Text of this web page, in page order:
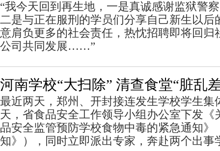
“我今天回到再生地，一是真诚感谢监狱警
二是与正在服刑的学员们分享自己新生以后
意肩负更多的社会责任，热忱招聘即将回归
公司共同发展……”
河南学校“大扫除” 清查食堂“脏乱
最近两天，郑州、开封接连发生学校学生集
天，省食品安全工作领导小组办公室下发《
品安全监管预防学校食物中毒的紧急通知》
知》），同时立即派出专家，奔赴两个出事